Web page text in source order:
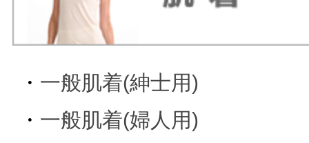
・ 一般肌着(紳士用)
・ 一般肌着(婦人用)